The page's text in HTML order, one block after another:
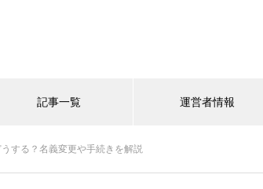
記事一覧 運営者情報
する？名義変更や手続きを解説